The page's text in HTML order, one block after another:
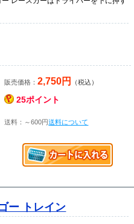
販売価格：2,750円 （税込）
25ポイント
送料：～600円送料について
ー トレイン